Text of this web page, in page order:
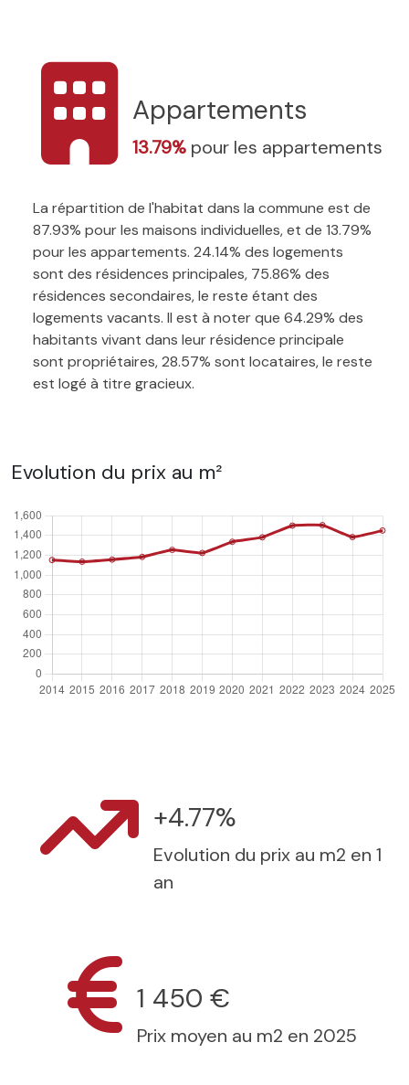
Appartements
13.79% pour les appartements
La répartition de l'habitat dans la commune est de
87.93% pour les maisons individuelles, et de 13.79%
pour les appartements. 24.14% des logements
sont des résidences principales, 75.86% des
résidences secondaires, le reste étant des
logements vacants. Il est à noter que 64.29% des
habitants vivant dans leur résidence principale
sont propriétaires, 28.57% sont locataires, le reste
est logé à titre gracieux.
Evolution du prix au m²
+4.77%
Evolution du prix au m2 en 1
an
1 450 €
Prix moyen au m2 en 2025